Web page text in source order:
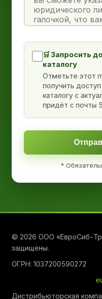
🛒 Запросить
каталогу
Отметьте этот
получить
каталогу с
придёт с почты
*
© 2026 ООО «ЕвроСиб-
защищены.
ОГРН: 1037200590272
Дистрибьюторская